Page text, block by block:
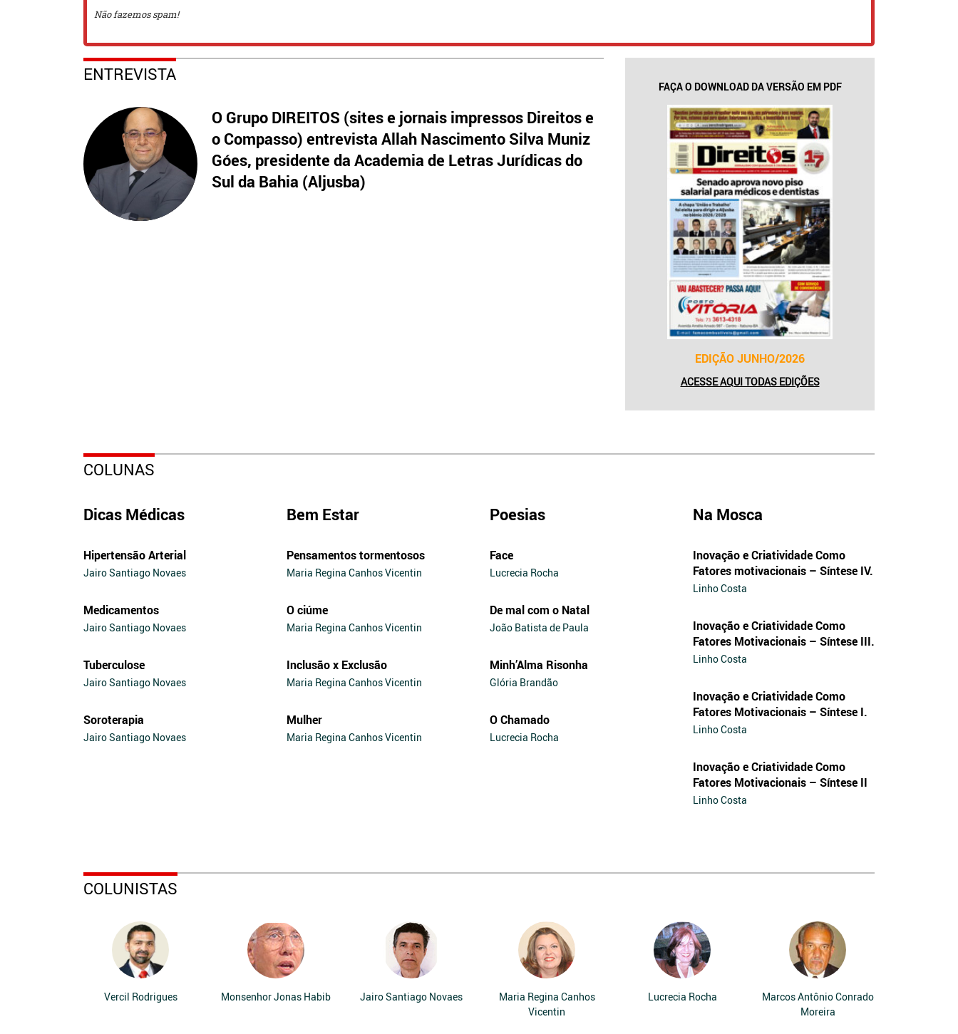
ENTREVISTA
O Grupo DIREITOS (sites e jornais impressos Direitos e
o Compasso) entrevista Allah Nascimento Silva Muniz
Góes, presidente da Academia de Letras Jurídicas do
Sul da Bahia (Aljusba)
FAÇA O DOWNLOAD DA VERSÃO EM PDF
EDIÇÃO JUNHO/2026
ACESSE AQUI TODAS EDIÇÕES
COLUNAS
Dicas Médicas
Hipertensão Arterial
Jairo Santiago Novaes
Medicamentos
Jairo Santiago Novaes
Tuberculose
Jairo Santiago Novaes
Soroterapia
Jairo Santiago Novaes
Bem Estar
Pensamentos tormentosos
Maria Regina Canhos Vicentin
O ciúme
Maria Regina Canhos Vicentin
Inclusão x Exclusão
Maria Regina Canhos Vicentin
Mulher
Maria Regina Canhos Vicentin
Poesias
Face
Lucrecia Rocha
De mal com o Natal
João Batista de Paula
Minh’Alma Risonha
Glória Brandão
O Chamado
Lucrecia Rocha
Na Mosca
Inovação e Criatividade Como
Fatores motivacionais – Síntese IV.
Linho Costa
Inovação e Criatividade Como
Fatores Motivacionais – Síntese III.
Linho Costa
Inovação e Criatividade Como
Fatores Motivacionais – Síntese I.
Linho Costa
Inovação e Criatividade Como
Fatores Motivacionais – Síntese II
Linho Costa
COLUNISTAS
Vercil Rodrigues Monsenhor Jonas Habib Jairo Santiago Novaes
Maria Regina Canhos
Vicentin
Lucrecia Rocha
Marcos Antônio Conrado
Moreira